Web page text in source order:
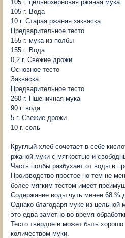
105 г. цельнозерновая ржаная мука
105 г. Вода
10 г. Старая ржаная закваска
Предварительное тесто
155 г. мука из полбы
155 г. Вода
0,2 г. Свежие дрожи
Основное тесто
Закваска
Предварительное тесто
260 г. Пшеничная мука
90 г. вода
5 г. Свежие дрожи
10 г. соль
Круглый хлеб сочетает в себе
ржаной муки с мягкостью и
Часть полбы разбухает от воды в
Производство простое но тем не
более мягким тестом имеет
Содержание воды чуть менее 68 %
Однако благодаря муке из цельной
это едва заметно во время
Тесто твёрдое и может быть
количеством муки.